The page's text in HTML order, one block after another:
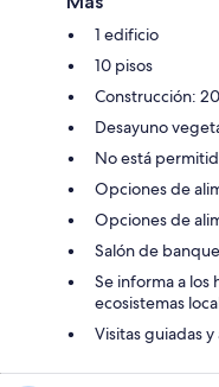
1 edificio
10 pisos
Construcción:
Desayuno
No está
Opciones de
Opciones de
Salón de
Se informa a los
ecosistemas
Visitas guiadas